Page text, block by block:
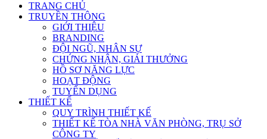
TRANG CHỦ
TRUYỀN THÔNG
GIỚI THIỆU
BRANDING
ĐỘI NGŨ, NHÂN SỰ
CHỨNG NHẬN, GIẢI THƯỞNG
HỒ SƠ NĂNG LỰC
HOẠT ĐỘNG
TUYỂN DỤNG
THIẾT KẾ
QUY TRÌNH THIẾT KẾ
THIẾT KẾ TÒA NHÀ VĂN PHÒNG, TRỤ SỞ
CÔNG TY